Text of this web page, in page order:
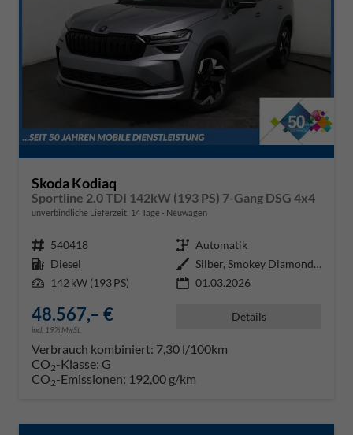
Skoda Kodiaq
Sportline 2.0 TDI 142kW (193 PS) 7-Gang DSG 4x4
unverbindliche Lieferzeit: 14 Tage Neuwagen
Fahrzeugnr. 540418 Getriebe Automatik
Kraftstoff Diesel Außenfarbe
Silber, Smokey Diamond-Silber Me
Leistung 142 kW (193 PS) 01.03.2026
48.567,– €
incl. 19% MwSt.
Details
Verbrauch kombiniert: 7,30 l/100km
CO2-Klasse: G
CO2-Emissionen: 192,00 g/km